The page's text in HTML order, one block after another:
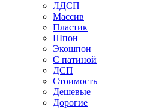
ЛДСП
Массив
Пластик
Шпон
Экошпон
С патиной
ДСП
Стоимость
Дешевые
Дорогие